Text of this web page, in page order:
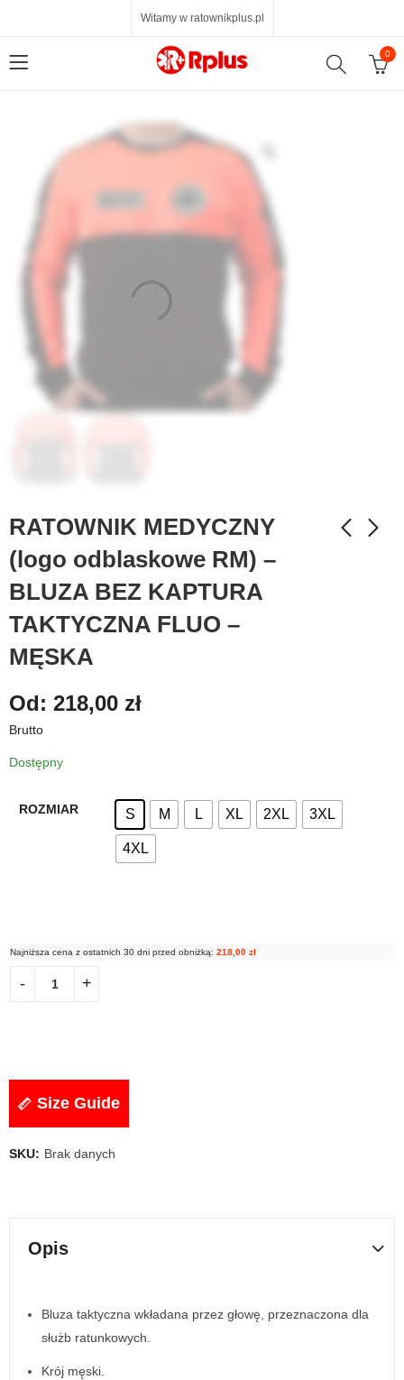
Witamy w ratownikplus.pl
0
RATOWNIK MEDYCZNY
(logo odblaskowe RM) –
BLUZA BEZ KAPTURA
TAKTYCZNA FLUO –
MĘSKA
Od: 218,00 zł
Brutto
Dostępny
ROZMIAR S M L XL 2XL 3XL
4XL
Najniższa cena z ostatnich 30 dni przed obniżką: 218,00 zł
Size Guide
SKU: Brak danych
Opis
Bluza taktyczna wkładana przez głowę, przeznaczona dla
służb ratunkowych.
Krój męski.